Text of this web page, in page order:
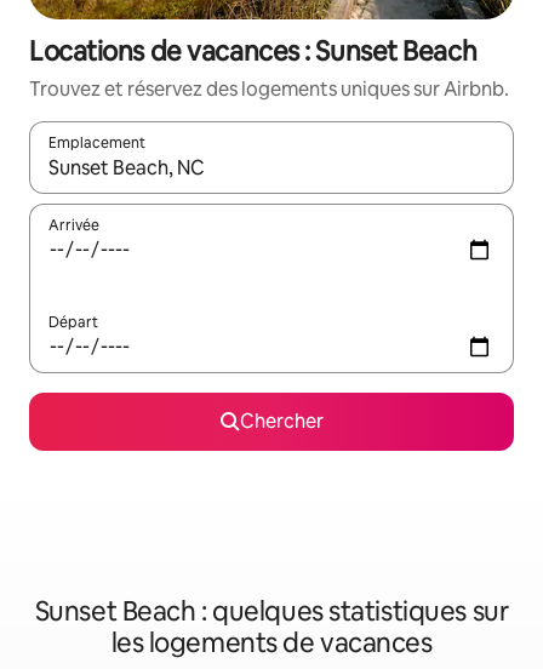
Locations de vacances : Sunset Beach
Trouvez et réservez des logements uniques sur Airbnb.
Emplacement
Quand les résultats sont affichés, parcourez-les en utilisant
Arrivée
Départ
Chercher
Sunset Beach : quelques statistiques sur
les logements de vacances